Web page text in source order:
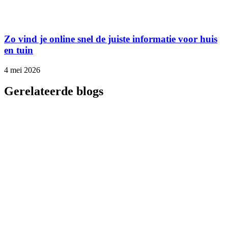
Zo vind je online snel de juiste informatie voor huis
en tuin
4 mei 2026
Gerelateerde blogs